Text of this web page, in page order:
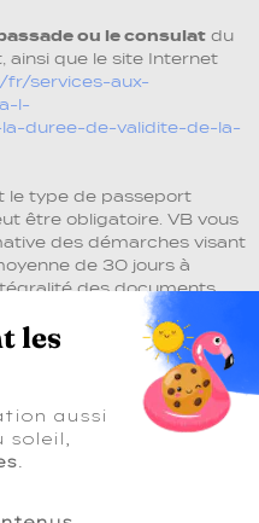
ou le consulat du
ainsi que le site Internet
fr/services-aux-
l-
duree-de-validite-de-la-
le type de passeport
être obligatoire. VB vous
des démarches visant
de 30 jours à
des documents
concerné, cette
jours et plus en fonction
dans l’accomplissement
précisément le délai
consulter
de destination, d’une
fr/conseils-aux-